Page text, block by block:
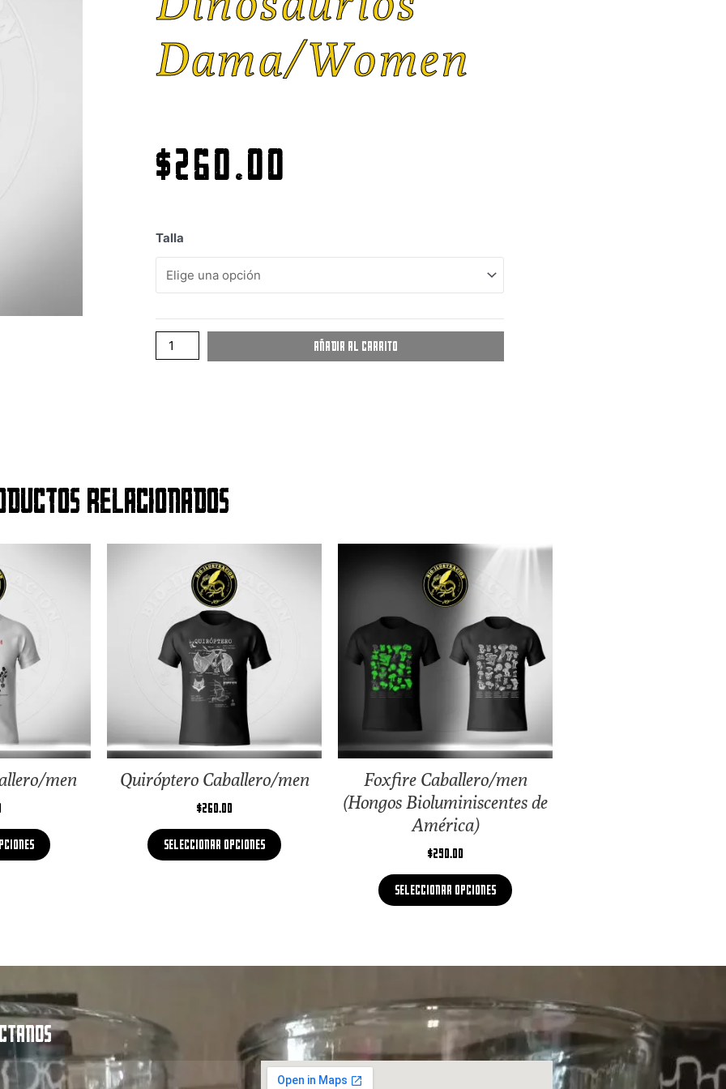
Dama/women
$260.00
Talla
Añadir al carrito
relacionados
men Quiróptero Caballero/men
$260.00
Seleccionar opciones
Foxfire Caballero/men
(Hongos Bioluminiscentes de
América)
$290.00
Seleccionar opciones